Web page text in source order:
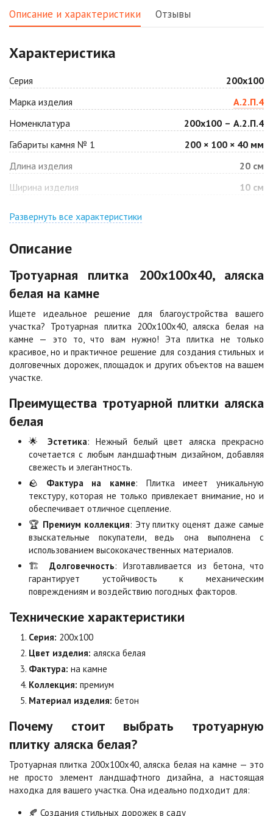
1 040 ₽/м2
Антрацит
1 040 ₽/м2
Арабская ночь
1 040 ₽/м2
Барселона
1 040 ₽
Белая
1 040 ₽/м2
1 040 ₽
/м
940 ₽/м
Каир
1 040 ₽/м2
Кармен
1 040 ₽/м
Клинкер
Конго
1 040 ₽/м 2
1 040 ₽
/м2
Мокко
1 040 ₽/м
Неаполь
1 040 ₽/м2
Оранжевая
940 ₽/м2
Осень
1 040 ₽/м2
Особая серия
1 040 ₽/м
Сахара
1 040 ₽/м2
Серо-белая
Сорренто
1 040 ₽ /м
Степь
1 040 ₽
Описание и характеристики Отзывы
Характеристика
Серия
200х100
Марка изделия
А.2.П.4
Номенклатура
200х100 – А.2.П.4
Габариты камня № 1
200 × 100 × 40 мм
Длина изделия
20 см
Ширина изделия
10 см
Развернуть все характеристики
Описание
Тротуарная плитка 200х100х40, аляска
белая на камне
Ищете идеальное решение для благоустройства вашего
участка? Тротуарная плитка 200х100х40, аляска белая на
камне — это то, что вам нужно! Эта плитка не только
красивое, но и практичное решение для создания стильных и
долговечных дорожек, площадок и других объектов на вашем
участке.
Преимущества тротуарной плитки аляска
белая
🌟 Эстетика: Нежный белый цвет аляска прекрасно
сочетается с любым ландшафтным дизайном, добавляя
свежесть и элегантность.
🪨 Фактура на камне: Плитка имеет уникальную
текстуру, которая не только привлекает внимание, но и
обеспечивает отличное сцепление.
🏆 Премиум коллекция: Эту плитку оценят даже самые
взыскательные покупатели, ведь она выполнена с
использованием высококачественных материалов.
🏗️ Долговечность: Изготавливается из бетона, что
гарантирует устойчивость к механическим
повреждениям и воздействию погодных факторов.
Технические характеристики
Серия: 200х100
Цвет изделия: аляска белая
Фактура: на камне
Коллекция: премиум
Материал изделия: бетон
Почему стоит выбрать тротуарную
плитку аляска белая?
Тротуарная плитка 200х100х40, аляска белая на камне — это
не просто элемент ландшафтного дизайна, а настоящая
находка для вашего участка. Она идеально подходит для:
🍂 Создания стильных дорожек в саду